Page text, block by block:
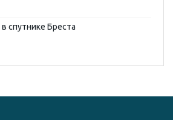
спутнике Бреста